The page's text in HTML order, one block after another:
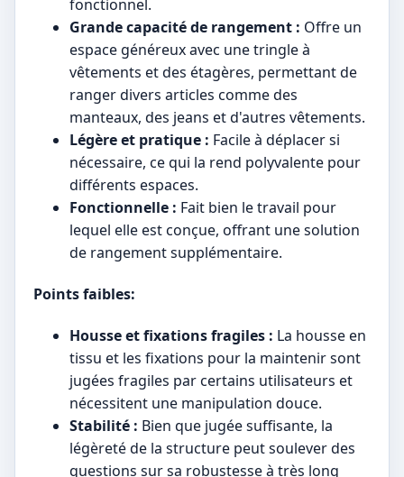
fonctionnel.
Grande capacité de rangement : Offre un
espace généreux avec une tringle à
vêtements et des étagères, permettant de
ranger divers articles comme des
manteaux, des jeans et d'autres vêtements.
Légère et pratique : Facile à déplacer si
nécessaire, ce qui la rend polyvalente pour
différents espaces.
Fonctionnelle : Fait bien le travail pour
lequel elle est conçue, offrant une solution
de rangement supplémentaire.
Points faibles:
Housse et fixations fragiles : La housse en
tissu et les fixations pour la maintenir sont
jugées fragiles par certains utilisateurs et
nécessitent une manipulation douce.
Stabilité : Bien que jugée suffisante, la
légèreté de la structure peut soulever des
questions sur sa robustesse à très long